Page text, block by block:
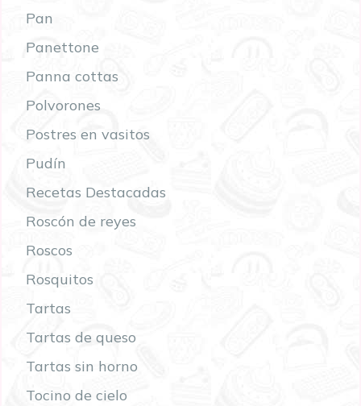
Pan
Panettone
Panna cottas
Polvorones
Postres en vasitos
Pudín
Recetas Destacadas
Roscón de reyes
Roscos
Rosquitos
Tartas
Tartas de queso
Tartas sin horno
Tocino de cielo